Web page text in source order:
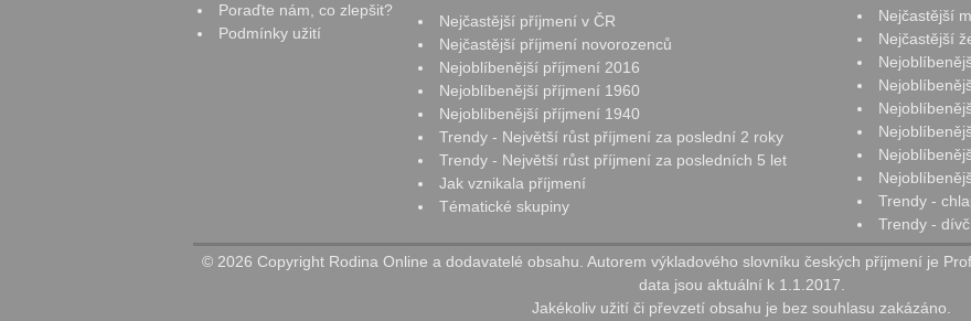
Poraďte nám, co zlepšit?
Podmínky užití
Nejčastější příjmení v ČR
Nejčastější příjmení novorozenců
Nejoblíbenější příjmení 2016
Nejoblíbenější příjmení 1960
Nejoblíbenější příjmení 1940
Trendy - Největší růst příjmení za poslední 2 roky
Trendy - Největší růst příjmení za posledních 5 let
Jak vznikala příjmení
Tématické skupiny
Nejčastější
Nejčastější
Trendy -
Trendy -
© 2026 Copyright Rodina Online a dodavatelé obsahu. Autorem výkladového slovníku českých příjmení je
data jsou aktuální k 1.1.2017.
Jakékoliv užití či převzetí obsahu je bez souhlasu zakázáno.